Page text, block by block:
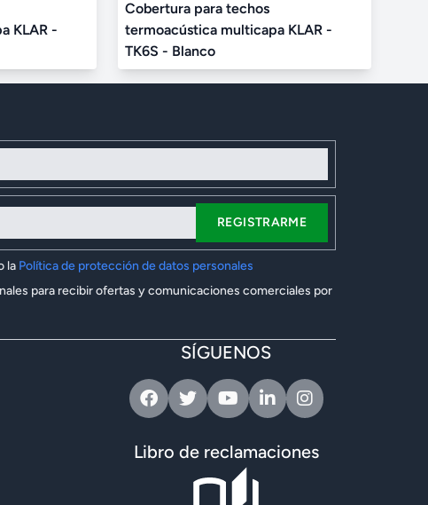
KLAR -
Cobertura para techos
termoacústica multicapa KLAR -
TK6S - Blanco
REGISTRARME
la Política de protección de datos personales
para recibir ofertas y comunicaciones comerciales por
SÍGUENOS
FacebookTwitterYoutubeLinkedinInstagram
Libro de reclamaciones